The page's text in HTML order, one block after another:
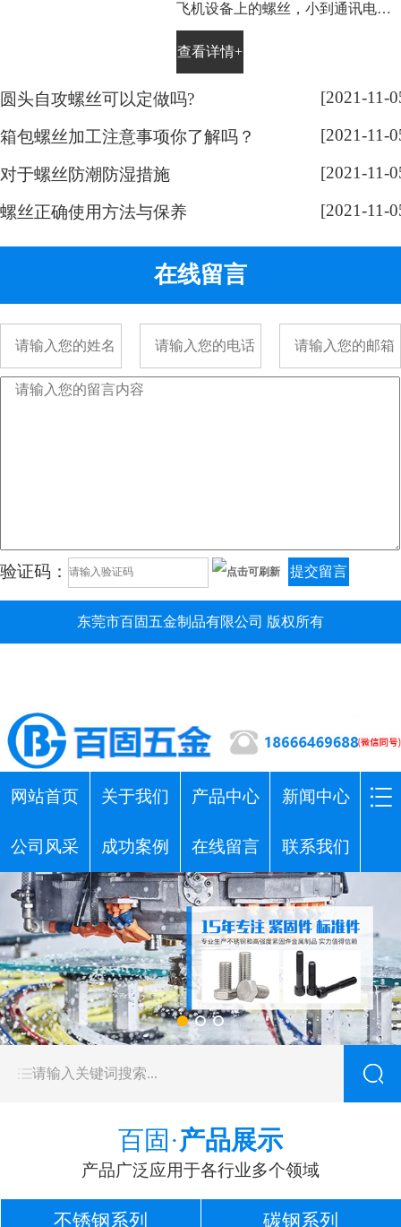
飞机设备上的螺丝，小到通讯电子
设备手表上的小螺丝。不知道大家
平时有没有留意，手表螺丝大部分
奇，跟随小编脚步来带大家了解一
下： 手表螺丝属于精密螺丝，之所
工方式决定的。手表精密螺丝，是
采用车加工出来的，头部...
查看详情+
圆头自攻螺丝可以定做吗? [2021-11-
箱包螺丝加工注意事项你了解吗？ [2021-11-
对于螺丝防潮防湿措施 [2021-11-
螺丝正确使用方法与保养 [2021-11-
在线留言
验证码： 提交留言
东莞市百固五金制品有限公司 版权所有
网站首页 关于我们 产品中心 新闻中心
公司风采 成功案例 在线留言 联系我们
百固·产品展示
产品广泛应用于各行业多个领域
不锈钢系列 碳钢系列